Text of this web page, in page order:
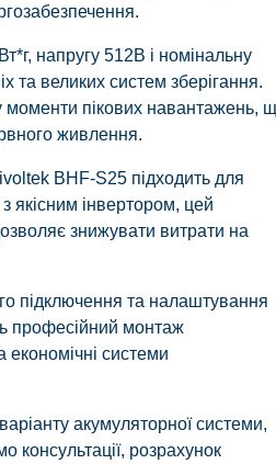
напругу 512В і номінальну
та великих систем зберігання.
моменти пікових навантажень,
живлення.
BHF-S25 підходить для
якісним інвертором, цей
знижувати витрати на
підключення та налаштування
професійний монтаж
економічні системи
акумуляторної системи,
консультації, розрахунок